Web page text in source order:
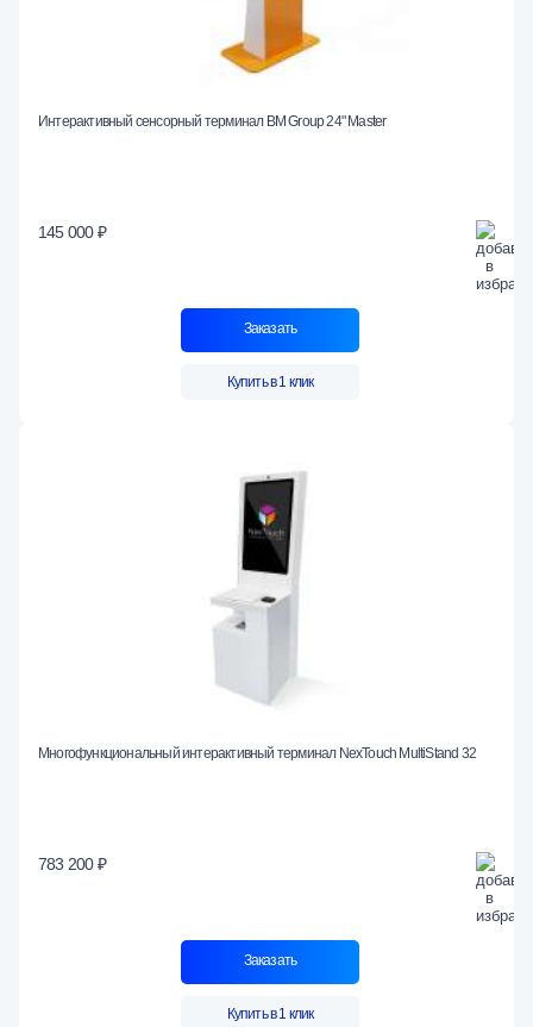
Интерактивный сенсорный терминал BM Group 24" Master
145 000 ₽
Заказать
Купить в 1 клик
Многофункциональный интерактивный терминал NexTouch MultiStand 32
783 200 ₽
Заказать
Купить в 1 клик